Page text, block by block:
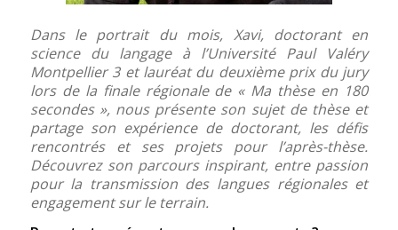
Dans le portrait du mois, Xavi, doctorant en
science du langage à l’Université Paul Valéry
Montpellier 3 et lauréat du deuxième prix du jury
lors de la finale régionale de « Ma thèse en 180
secondes », nous présente son sujet de thèse et
partage son expérience de doctorant, les défis
rencontrés et ses projets pour l’après-thèse.
Découvrez son parcours inspirant, entre passion
pour la transmission des langues régionales et
engagement sur le terrain.